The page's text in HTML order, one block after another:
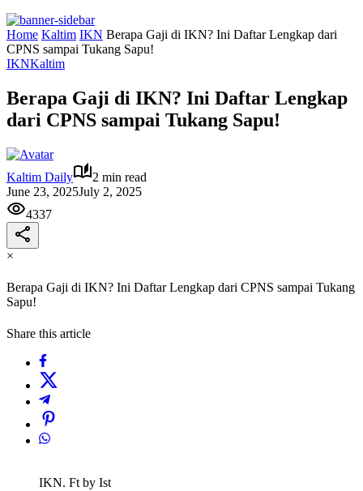
Home Kaltim IKN Berapa Gaji di IKN? Ini Daftar Lengkap dari
CPNS sampai Tukang Sapu!
IKNKaltim
Berapa Gaji di IKN? Ini Daftar Lengkap
dari CPNS sampai Tukang Sapu!
Kaltim Daily
2 min read
June 23, 2025July 2, 2025
4337
×
Berapa Gaji di IKN? Ini Daftar Lengkap dari CPNS sampai Tukang
Sapu!
Share this article
IKN. Ft by Ist